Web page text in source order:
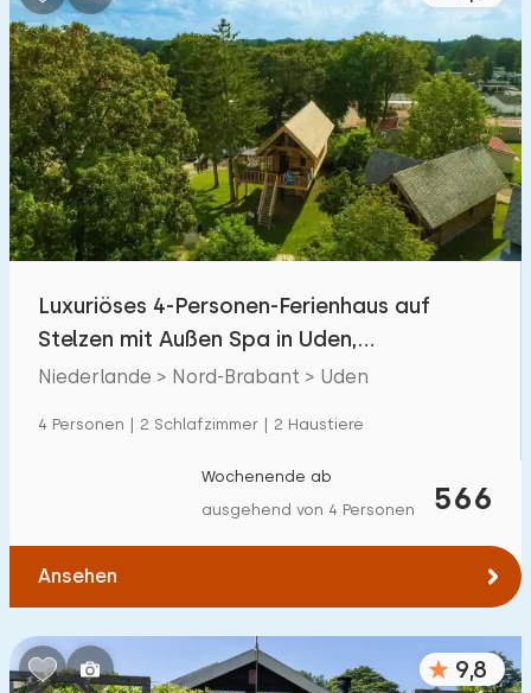
Luxuriöses 4-Personen-Ferienhaus auf
Stelzen mit Außen Spa in Uden,
Nordbrabant
Niederlande > Nord-Brabant > Uden
4 Personen | 2 Schlafzimmer | 2 Haustiere
566
Wochenende ab
ausgehend von 4 Personen
Ansehen
9,8